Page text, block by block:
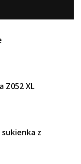
Z052 XL
z